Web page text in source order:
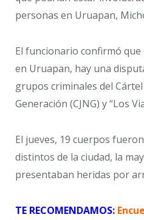
personas en Uruapan,
El funcionario confirmó
en Uruapan, hay una
grupos criminales del Cártel
Generación (CJNG) y “Los
El jueves, 19 cuerpos
distintos de la ciudad, la
presentaban heridas por
TE RECOMENDAMOS: